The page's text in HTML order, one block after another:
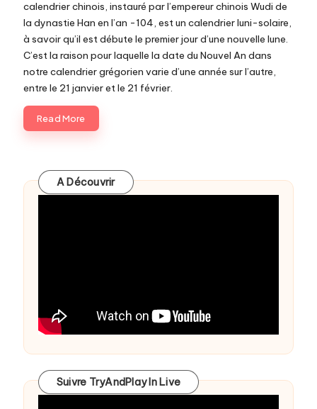
calendrier chinois, instauré par l’empereur chinois Wudi de
la dynastie Han en l’an -104, est un calendrier luni-solaire,
à savoir qu’il est débute le premier jour d’une nouvelle lune.
C’est la raison pour laquelle la date du Nouvel An dans
notre calendrier grégorien varie d’une année sur l’autre,
entre le 21 janvier et le 21 février.
Read More
A Découvrir
Suivre TryAndPlay In Live